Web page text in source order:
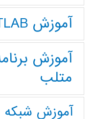
آموزش MATLAB
آموزش
متلب
آموزش